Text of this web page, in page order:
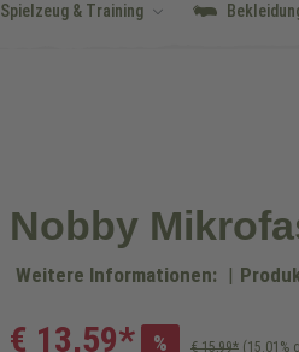
Spielzeug & Training
Nobby
Weitere Informationen: |
€ 13,59* % € 15,99* (15.01%